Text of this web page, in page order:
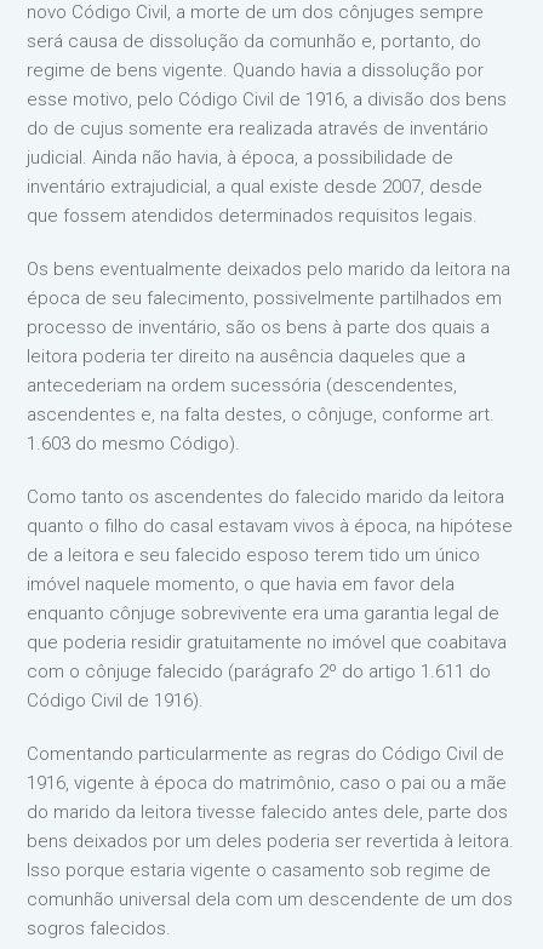
novo Código Civil, a morte de um dos cônjuges sempre
será causa de dissolução da comunhão e, portanto, do
regime de bens vigente. Quando havia a dissolução por
esse motivo, pelo Código Civil de 1916, a divisão dos bens
do de cujus somente era realizada através de inventário
judicial. Ainda não havia, à época, a possibilidade de
inventário extrajudicial, a qual existe desde 2007, desde
que fossem atendidos determinados requisitos legais.
Os bens eventualmente deixados pelo marido da leitora na
época de seu falecimento, possivelmente partilhados em
processo de inventário, são os bens à parte dos quais a
leitora poderia ter direito na ausência daqueles que a
antecederiam na ordem sucessória (descendentes,
ascendentes e, na falta destes, o cônjuge, conforme art.
1.603 do mesmo Código).
Como tanto os ascendentes do falecido marido da leitora
quanto o filho do casal estavam vivos à época, na hipótese
de a leitora e seu falecido esposo terem tido um único
imóvel naquele momento, o que havia em favor dela
enquanto cônjuge sobrevivente era uma garantia legal de
que poderia residir gratuitamente no imóvel que coabitava
com o cônjuge falecido (parágrafo 2º do artigo 1.611 do
Código Civil de 1916).
Comentando particularmente as regras do Código Civil de
1916, vigente à época do matrimônio, caso o pai ou a mãe
do marido da leitora tivesse falecido antes dele, parte dos
bens deixados por um deles poderia ser revertida à leitora.
Isso porque estaria vigente o casamento sob regime de
comunhão universal dela com um descendente de um dos
sogros falecidos.